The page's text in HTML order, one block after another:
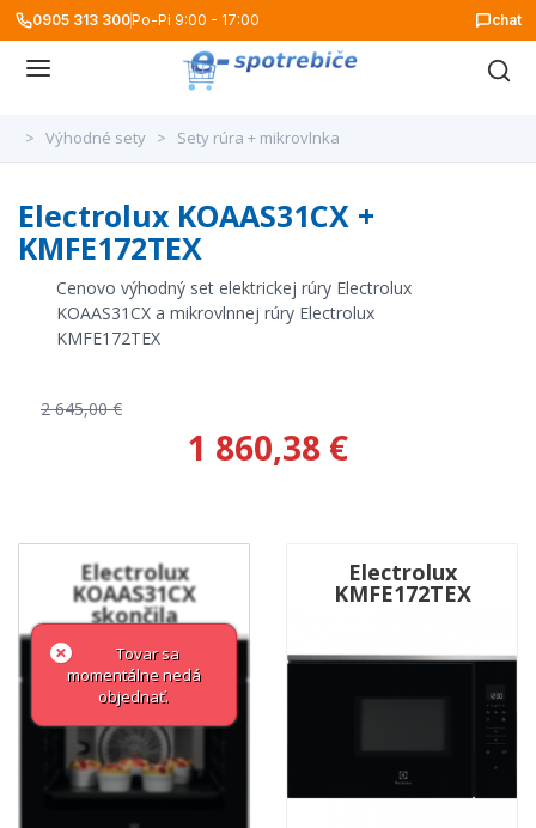
0905 313 300Po-Pi 9:00 - 17:00 chat
> Výhodné sety > Sety rúra + mikrovlnka
Electrolux KOAAS31CX +
KMFE172TEX
Cenovo výhodný set elektrickej rúry Electrolux
KOAAS31CX a mikrovlnnej rúry Electrolux
KMFE172TEX
2 645,00 €
1 860,38 €
Electrolux
KOAAS31CX
skončila
Tovar sa
momentálne nedá
objednať.
Electrolux
KMFE172TEX